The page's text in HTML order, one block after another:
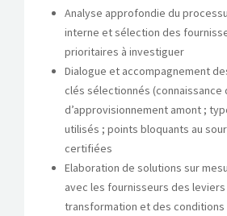
Analyse approfondie du
interne et sélection des
prioritaires à investiguer
Dialogue et accompagnement
clés sélectionnés (connaissance
d’approvisionnement amont ;
utilisés ; points bloquants au
certifiées
Elaboration de solutions sur
avec les fournisseurs des
transformation et des conditions